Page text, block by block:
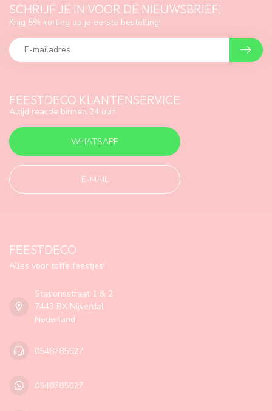
FEESTDECO KLANTENSERVICE
Altijd reactie binnen 24 uur!
WHATSAPP
E-MAIL
SCHRIJF JE IN VOOR DE NIEUWSBRIEF!
Krijg 5% korting op je eerste bestelling!
FEESTDECO
Alles voor toffe feestjes!
Stationsstraat 1 & 2
7443 BX Nijverdal
Nederland
0548785527
0548785527